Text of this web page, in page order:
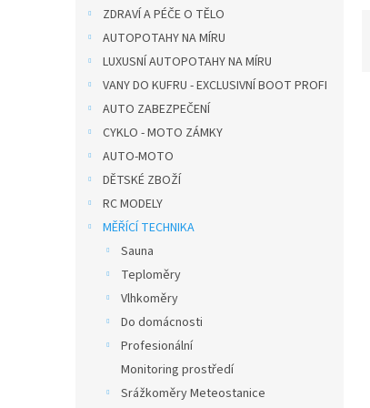
ZDRAVÍ A PÉČE O TĚLO
AUTOPOTAHY NA MÍRU
LUXUSNÍ AUTOPOTAHY NA MÍRU
VANY DO KUFRU - EXCLUSIVNÍ BOOT PROFI
AUTO ZABEZPEČENÍ
CYKLO - MOTO ZÁMKY
AUTO-MOTO
DĚTSKÉ ZBOŽÍ
RC MODELY
MĚŘÍCÍ TECHNIKA
Sauna
Teploměry
Vlhkoměry
Do domácnosti
Profesionální
Monitoring prostředí
Srážkoměry Meteostanice